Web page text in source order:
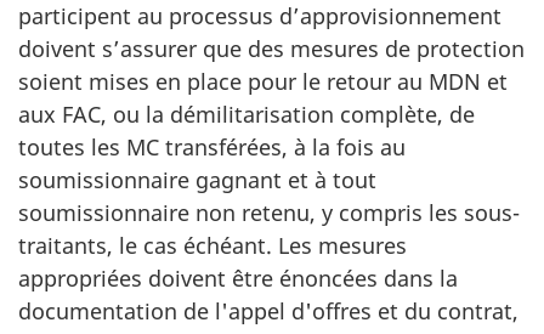
participent au processus d’approvisionnement
doivent s’assurer que des mesures de protection
soient mises en place pour le retour au MDN et
aux FAC, ou la démilitarisation complète, de
toutes les MC transférées, à la fois au
soumissionnaire gagnant et à tout
soumissionnaire non retenu, y compris les sous-
traitants, le cas échéant. Les mesures
appropriées doivent être énoncées dans la
documentation de l'appel d'offres et du contrat,